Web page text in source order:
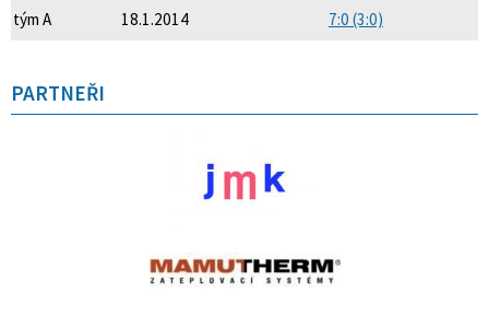
tým A 18.1.2014 7:0 (3:0)
PARTNEŘI